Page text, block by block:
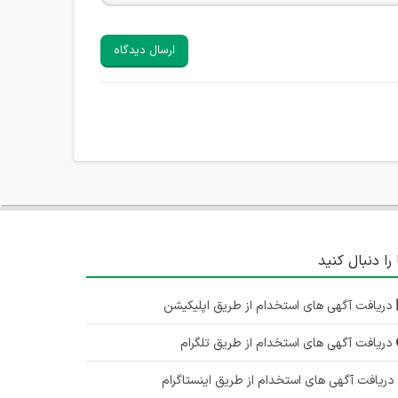
ارسال دیدگاه
را دنبال کنید
دریافت آگهی های استخدام از طریق اپلیکیشن
دریافت آگهی های استخدام از طریق تلگرام
دریافت آگهی های استخدام از طریق اینستاگرام